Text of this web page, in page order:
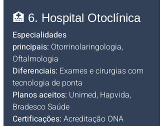
🏥 6. Hospital Otoclínica
Especialidades
principais: Otorrinolaringologia,
Oftalmologia
Diferenciais: Exames e cirurgias com
tecnologia de ponta
Planos aceitos: Unimed, Hapvida,
Bradesco Saúde
Certificações: Acreditação ONA